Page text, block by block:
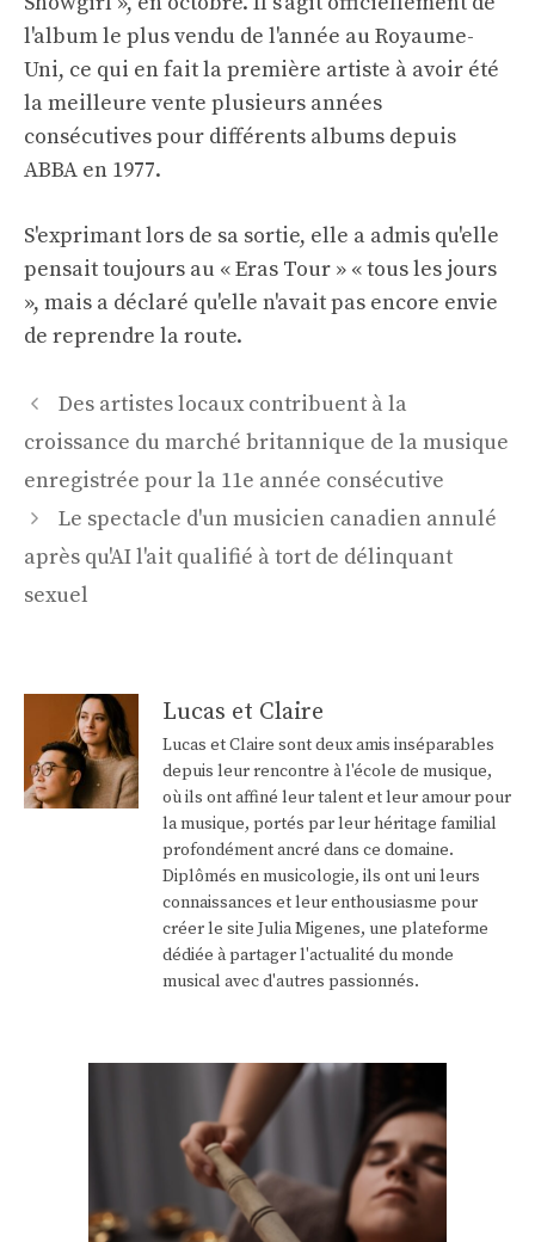
l'album le plus vendu de l'année au Royaume-
Uni, ce qui en fait la première artiste à avoir été
la meilleure vente plusieurs années
consécutives pour différents albums depuis
ABBA en 1977.
S'exprimant lors de sa sortie, elle a admis qu'elle
pensait toujours au « Eras Tour » « tous les jours
», mais a déclaré qu'elle n'avait pas encore envie
de reprendre la route.
Navigation
des
articles
Des artistes locaux contribuent à la
croissance du marché britannique de la musique
enregistrée pour la 11e année consécutive
Le spectacle d'un musicien canadien annulé
après qu'AI l'ait qualifié à tort de délinquant
sexuel
Lucas et Claire
Lucas et Claire sont deux amis inséparables
depuis leur rencontre à l'école de musique,
où ils ont affiné leur talent et leur amour pour
la musique, portés par leur héritage familial
profondément ancré dans ce domaine.
Diplômés en musicologie, ils ont uni leurs
connaissances et leur enthousiasme pour
créer le site Julia Migenes, une plateforme
dédiée à partager l'actualité du monde
musical avec d'autres passionnés.